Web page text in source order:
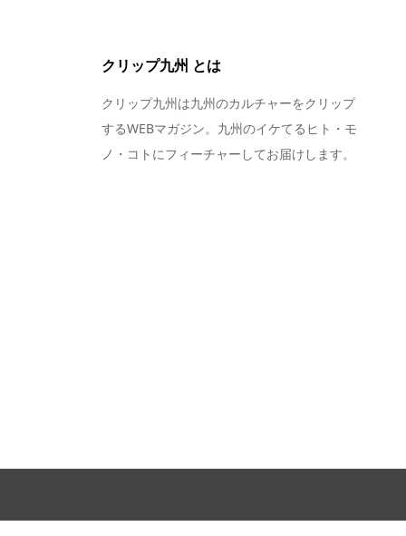
クリップ九州 とは
クリップ九州は九州のカルチャーをクリップ
するWEBマガジン。九州のイケてるヒト・モ
ノ・コトにフィーチャーしてお届けします。